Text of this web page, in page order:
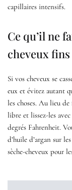
capillaires intensifs.
Ce qu’il ne
cheveux
Si vos cheveux se
eux et évitez autant
les choses. Au lieu
libre et lissez-les
degrés Fahrenheit.
d’huile d’argan sur
sèche-cheveux pour